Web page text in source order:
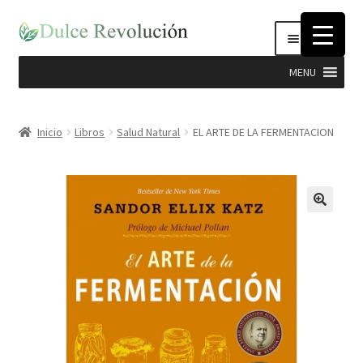
Ir
navegación
Ir
Menú
MENU
el
Complementos Nutricionales
Cosmética Natural e Higiene
Inicio Libros Salud Natural EL ARTE DE LA FERMENTACION